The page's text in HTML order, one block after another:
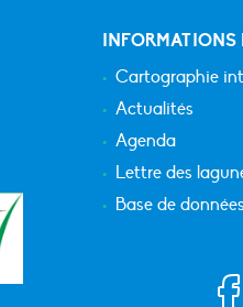
INFORMATIONS
Cartographie
Actualités
Agenda
Lettre des
Base de